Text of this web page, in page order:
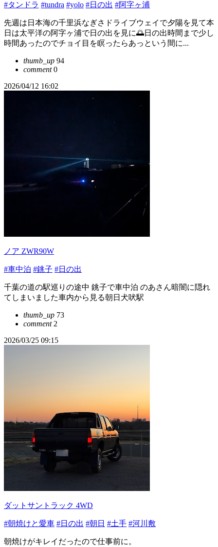
#タンドラ #tundra #yolo #日の出 #阿字ヶ浦
先週は日本海の千里浜なぎさドライブウェイで夕陽を見て本
日は太平洋の阿字ヶ浦で日の出を見に🌅日の出時間まで少し
時間あったのでチョイ目を瞑ったらあっという間に...
thumb_up 94
comment0
2026/04/12 16:02
ノア ZWR90W
#車中泊 #銚子 #日の出
千葉の道の駅巡りの途中 銚子で車中泊 のあさん暗闇に隠れ
てしまいました車内から見る朝日犬吠駅
thumb_up 73
comment2
2026/03/25 09:15
ダットサントラック 4WD
#朝焼けと愛車 #日の出 #朝日 #土手 #河川敷
朝焼けがキレイだったので仕事前に。